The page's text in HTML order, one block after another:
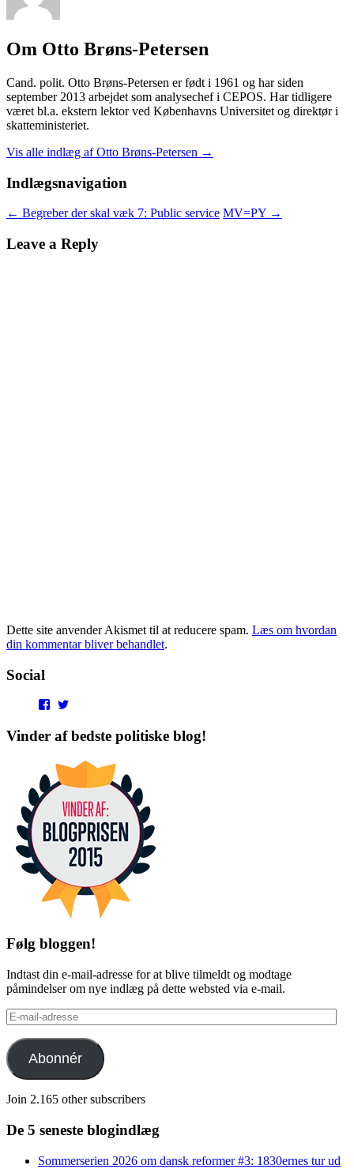
Om Otto Brøns-Petersen
Cand. polit. Otto Brøns-Petersen er født i 1961 og har siden
september 2013 arbejdet som analysechef i CEPOS. Har tidligere
været bl.a. ekstern lektor ved Københavns Universitet og direktør i
skatteministeriet.
Vis alle indlæg af Otto Brøns-Petersen →
Indlægsnavigation
← Begreber der skal væk 7: Public service MV=PY →
Leave a Reply
Dette site anvender Akismet til at reducere spam. Læs om hvordan
din kommentar bliver behandlet.
Social
View
profile
on
profile
on
Vinder af bedste politiske blog!
Følg bloggen!
Indtast din e-mail-adresse for at blive tilmeldt og modtage
påmindelser om nye indlæg på dette websted via e-mail.
E-
mail-
adresse
Abonnér
Join 2.165 other subscribers
De 5 seneste blogindlæg
Sommerserien 2026 om dansk reformer #3: 1830ernes tur ud